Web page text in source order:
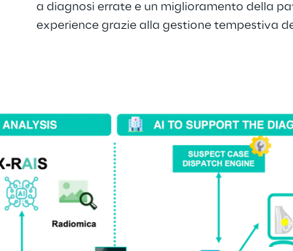
a diagnosi errate e un miglioramento della
experience grazie alla gestione tempestiva